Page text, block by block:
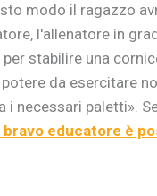
modo il ragazzo
l'allenatore in
stabilire una
da esercitare
i necessari paletti».
bravo educatore è